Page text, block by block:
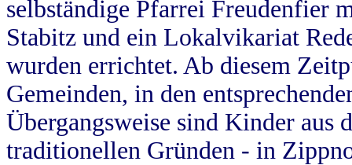
selbständige Pfarrei Freudenfier
Stabitz und ein Lokalvikariat
wurden errichtet. Ab diesem
Gemeinden, in den
Übergangsweise sind Kinder aus
traditionellen Gründen - in